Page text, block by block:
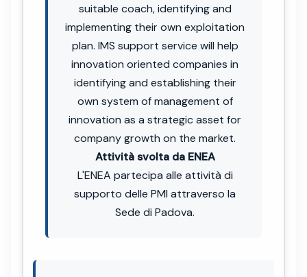
suitable coach, identifying and
implementing their own exploitation
plan. IMS support service will help
innovation oriented companies in
identifying and establishing their
own system of management of
innovation as a strategic asset for
company growth on the market.
Attività svolta da ENEA
L'ENEA partecipa alle attività di
supporto delle PMI attraverso la
Sede di Padova.